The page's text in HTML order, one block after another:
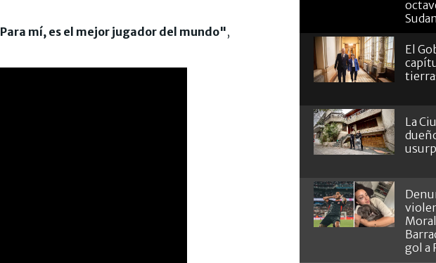
Para mí, es el mejor jugador del mundo",
El
La
gol a